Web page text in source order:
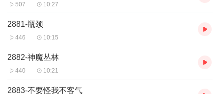
507 10:27
2881-瓶颈
446 10:15
2882-神魔丛林
440 10:21
2883-不要怪我不客气